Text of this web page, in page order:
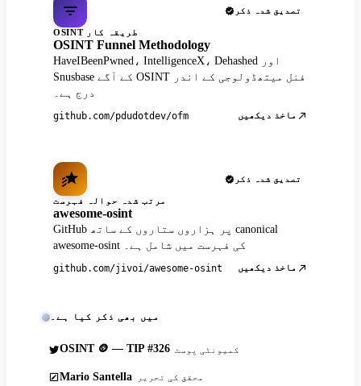
تصدیق شدہ ذکر
OSINT طریقہ کار
OSINT Funnel Methodology
HaveIBeenPwned، IntelligenceX، Dehashed اور
Snusbase کے آگے OSINT فنل میتھڈولوجی کے اندر
درج ہے۔
github.com/pdudotdev/ofm ماخذ دیکھیں
تصدیق شدہ ذکر
مرتب شدہ حوالہ فہرست
awesome-osint
GitHub پر ہزاروں ستاروں کے ساتھ canonical
awesome-osint کی فہرست میں شامل ہے۔
github.com/jivoi/awesome-osint ماخذ دیکھیں
میں بھی ذکر کیا ہے۔
OSINT 🪙 — TIP #326 کمیونٹی پوسٹ
Mario Santella محقق کی تحریر